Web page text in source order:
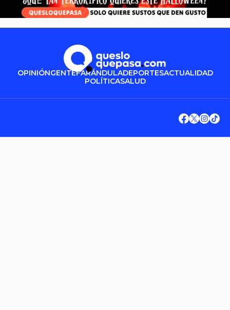
OPINIÓNGENTEFARÁNDULADEPORTESACTUALIDAD
POLÍTICASALUD